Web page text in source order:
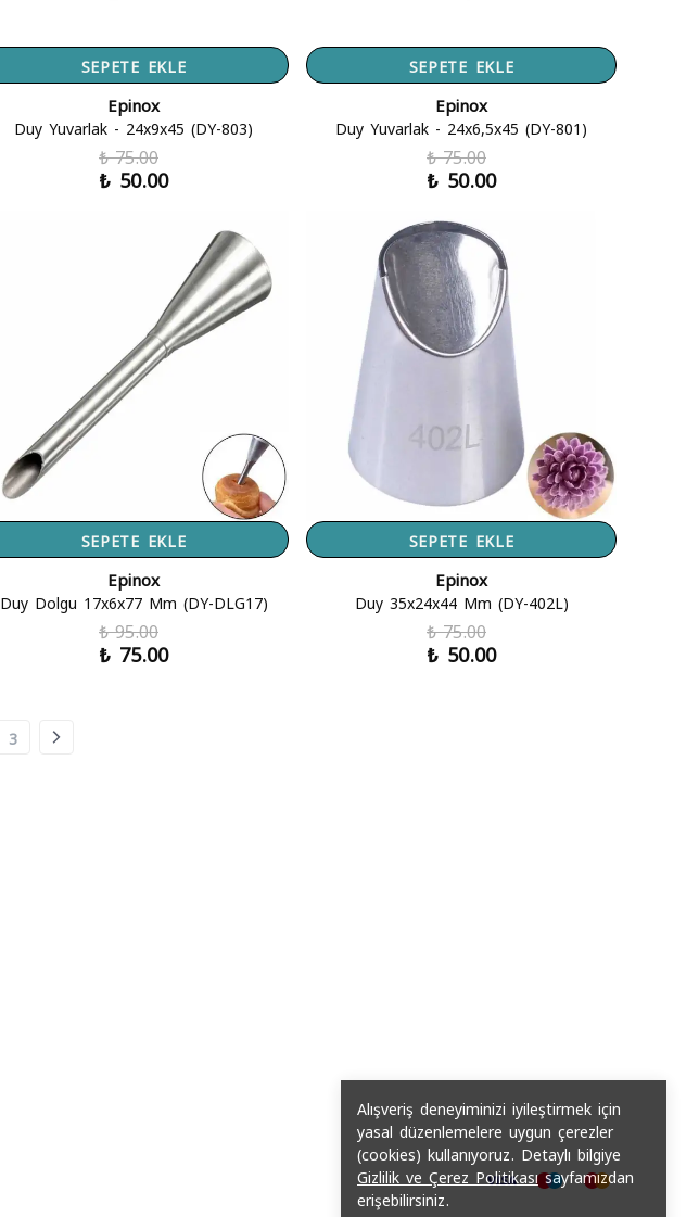
Alışveriş deneyiminizi iyileştirmek için
yasal düzenlemelere uygun çerezler
(cookies) kullanıyoruz. Detaylı bilgiye
Gizlilik ve Çerez Politikasısayfamızdan
erişebilirsiniz.
SEPETE EKLE
Epinox
Duy Yuvarlak - 24x9x45 (DY-803)
₺ 75.00
₺ 50.00
SEPETE EKLE
Epinox
Duy Yuvarlak - 24x6,5x45 (DY-801)
₺ 75.00
₺ 50.00
SEPETE EKLE
Epinox
Duy Dolgu 17x6x77 Mm (DY-DLG17)
₺ 95.00
₺ 75.00
SEPETE EKLE
Epinox
Duy 35x24x44 Mm (DY-402L)
₺ 75.00
₺ 50.00
3